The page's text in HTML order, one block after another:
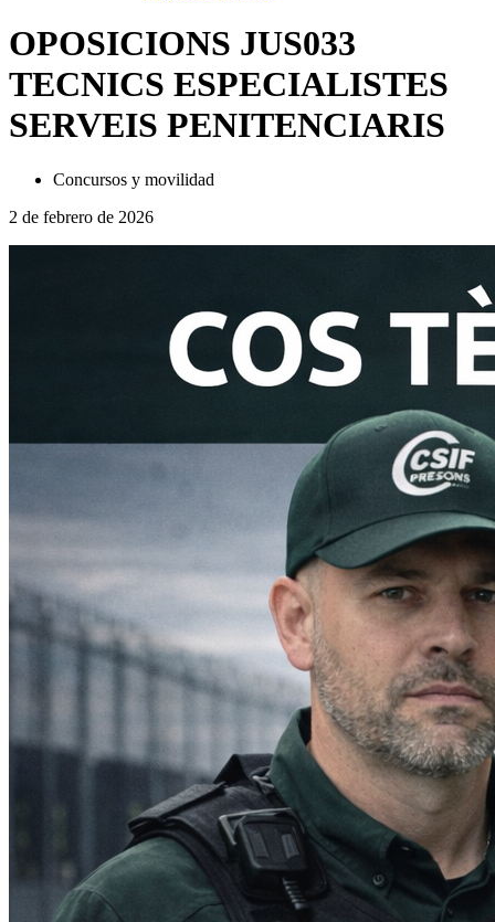
OPOSICIONS JUS033
TECNICS ESPECIALISTES
SERVEIS PENITENCIARIS
Concursos y movilidad
2 de febrero de 2026